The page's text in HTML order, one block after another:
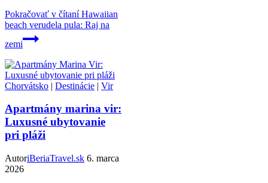
Pokračovať v čítaníHawaiian
beach verudela pula: Raj na
zemi
Chorvátsko | Destinácie | Vir
Apartmány marina vir:
Luxusné ubytovanie
pri pláži
AutoriBeriaTravel.sk 6. marca
2026